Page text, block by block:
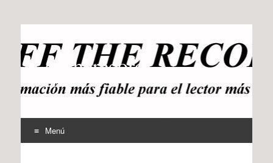
offtherecord
OTR
Menú